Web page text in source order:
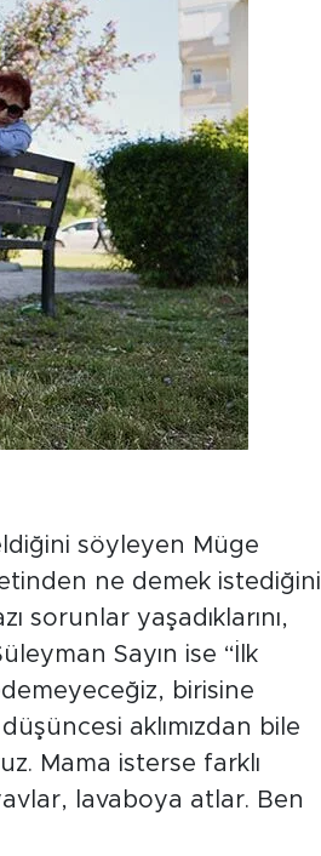
söyleyen Müge
ne demek istediğini
sorunlar yaşadıklarını,
Sayın ise “İlk
birisine
aklımızdan bile
Mama isterse farklı
lavaboya atlar. Ben